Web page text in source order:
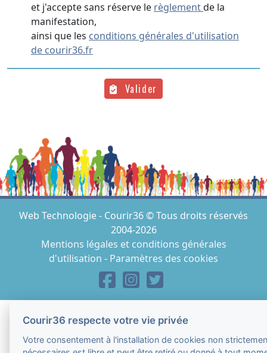
et j'accepte sans réserve le règlementde la
manifestation,
ainsi que les conditions générales d'utilisation
de courir36.fr
Valider
Web Technologie - Courir36 © Tous droits réservés
2004-2026
Mentions légales et conditions générales
d'utilisation - Paramètres des cookies
Courir36 respecte votre vie privée
Votre consentement à l'installation de cookies non